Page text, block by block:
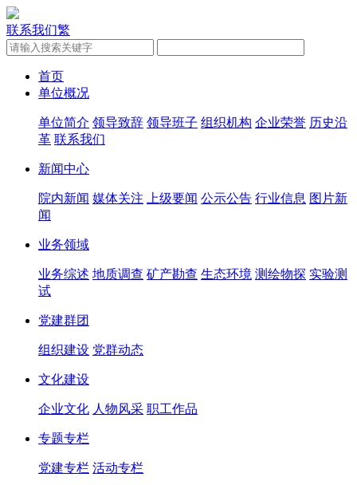
联系我们繁
首页
单位概况
单位简介 领导致辞 领导班子 组织机构 企业荣誉 历史沿
革 联系我们
新闻中心
院内新闻 媒体关注 上级要闻 公示公告 行业信息 图片新
闻
业务领域
业务综述 地质调查 矿产勘查 生态环境 测绘物探 实验测
试
党建群团
组织建设 党群动态
文化建设
企业文化 人物风采 职工作品
专题专栏
党建专栏 活动专栏